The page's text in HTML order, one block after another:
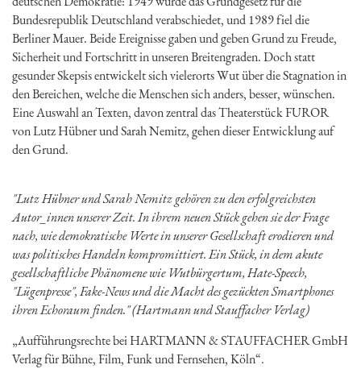
Bundesrepublik Deutschland verabschiedet, und 1989 fiel die
Berliner Mauer. Beide Ereignisse gaben und geben Grund zu Freude,
Sicherheit und Fortschritt in unseren Breitengraden. Doch statt
gesunder Skepsis entwickelt sich vielerorts Wut über die Stagnation in
den Bereichen, welche die Menschen sich anders, besser, wünschen.
Eine Auswahl an Texten, davon zentral das Theaterstück FUROR
von Lutz Hübner und Sarah Nemitz, gehen dieser Entwicklung auf
den Grund.
"Lutz Hübner und Sarah Nemitz gehören zu den erfolgreichsten
Autor_innen unserer Zeit. In ihrem neuen Stück gehen sie der Frage
nach, wie demokratische Werte in unserer Gesellschaft erodieren und
was politisches Handeln kompromittiert. Ein Stück, in dem akute
gesellschaftliche Phänomene wie Wutbürgertum, Hate-Speech,
"Lügenpresse", Fake-News und die Macht des gezückten Smartphones
ihren Echoraum finden." (Hartmann und Stauffacher Verlag)
„Aufführungsrechte bei HARTMANN & STAUFFACHER GmbH
Verlag für Bühne, Film, Funk und Fernsehen, Köln“.